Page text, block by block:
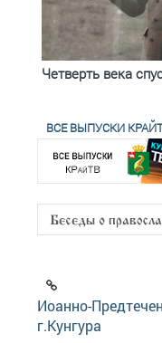
Четверть века
ВСЕ ВЫПУСКИ
Иоанно-
г.Кунгура